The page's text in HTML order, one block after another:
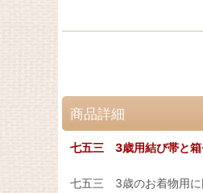
商品詳細
七五三 3歳用結び帯と箱
七五三 3歳のお着物用に